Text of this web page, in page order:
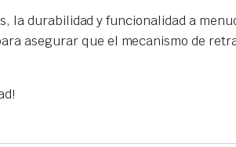
la durabilidad y funcionalidad a
asegurar que el mecanismo de